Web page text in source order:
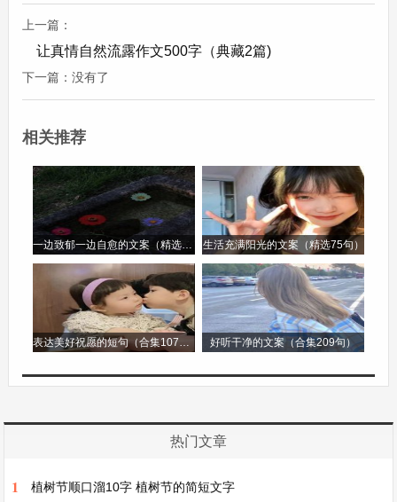
在枝头；有绿油油的青菜，它们的叶子在微风中轻
轻摇曳，仿佛在向我招手。在这里，我可以帮助大
人一起种菜，拿着小铲子松松土，撒下种子，再轻
轻盖上土，期待着它们发芽长大，这个过程充满了
希望。
院子的中间有一棵老槐树。到了夏天，老槐树就像
一把巨大的绿伞，为我们遮挡炽热的阳光。我经常
在树下乘凉，听着树上的蝉鸣，那声音此起彼伏，
像是一场独特的音乐会。有时候，我还会搬个小桌
子在树下写作业，微风拂过，带来丝丝凉意，让我
觉得学习也变成了一件惬意的事情。
院子的另一侧有一个小角落，那是我的“秘密基
亮石头、自己制作的小手工。我可以在这里自由自
扰。我家的小院子，就是我心中最美好的乐园。
上一篇：
让真情自然流露作文500字（典藏2篇)
下一篇：没有了
相关推荐
一边致郁一边自愈的文案（精选96句） 生活充满阳光的文案（精选75句）
表达美好祝愿的短句（合集107句） 好听干净的文案（合集209句）
热门文章
1 植树节顺口溜10字 植树节的简短文字